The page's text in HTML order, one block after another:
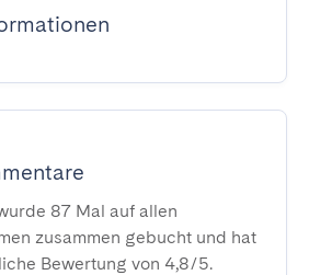
87 Mal auf allen
zusammen gebucht und hat
Bewertung von 4,8/5.